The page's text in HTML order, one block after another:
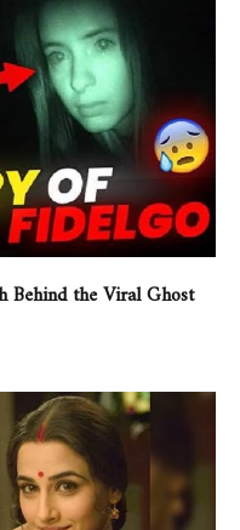
Behind the Viral Ghost